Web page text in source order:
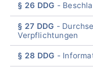
§ 26 DDG
§ 27 DDG
Verpflichtungen
§ 28 DDG